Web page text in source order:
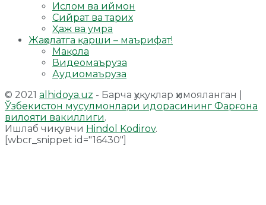
Ислом ва иймон
Сийрат ва тарих
Ҳаж ва умра
Жаҳолатга қарши – маърифат!
Мақола
Видеомаъруза
Аудиомаъруза
© 2021 alhidoya.uz - Барча ҳуқуқлар ҳимояланган |
Ўзбекистон мусулмонлари идорасининг Фарғона
вилояти вакиллиги.
Ишлаб чиқувчи Hindol Kodirov.
[wbcr_snippet id="16430"]